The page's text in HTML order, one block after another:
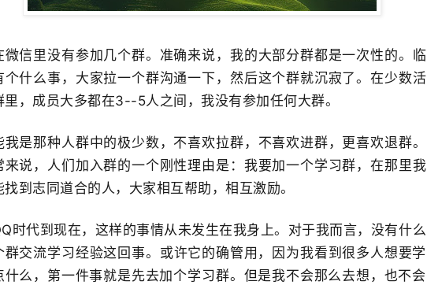
微信里没有参加几个群。准确来说，​我的大部分群都是一次性的。临
个什么事，大家拉一个群沟通一下，​然后这个群就沉寂了。在少数活
里，成员大多都在3​--5人之间，我没有参加任何大群。
我是那种人群中的极少数，不喜欢​拉群，不喜欢进群，更喜欢退群。
来说，人们加入群的一个刚性理由是​：我要加一个学习群，在那里我
找到志同道合的人，大家相互帮助，相互激励。
时代到现在，这样的事情​从未发生在我身上。对于我而言，没有什么
群交流学习经验这回事。或许它的确管用，因为我看到很多人想要学
什么，第一件事就是先去加个​学习群。但是我不会那么去想，也不会​